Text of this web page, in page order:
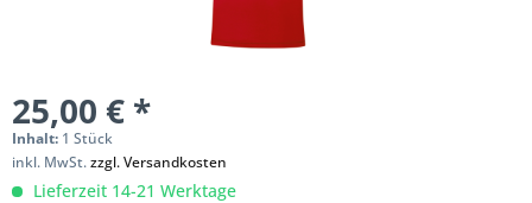
25,00 € *
Inhalt: 1 Stück
inkl. MwSt.zzgl. Versandkosten
Lieferzeit 14-21 Werktage